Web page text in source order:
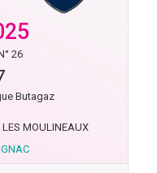
26
Butagaz
LES MOULINEAUX